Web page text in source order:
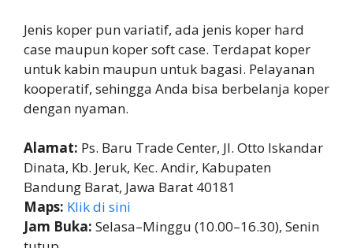
Jenis koper pun variatif, ada jenis koper hard
case maupun koper soft case. Terdapat koper
untuk kabin maupun untuk bagasi. Pelayanan
kooperatif, sehingga Anda bisa berbelanja koper
dengan nyaman.
Alamat: Ps. Baru Trade Center, Jl. Otto Iskandar
Dinata, Kb. Jeruk, Kec. Andir, Kabupaten
Bandung Barat, Jawa Barat 40181
Maps: Klik di sini
Jam Buka: Selasa–Minggu (10.00–16.30), Senin